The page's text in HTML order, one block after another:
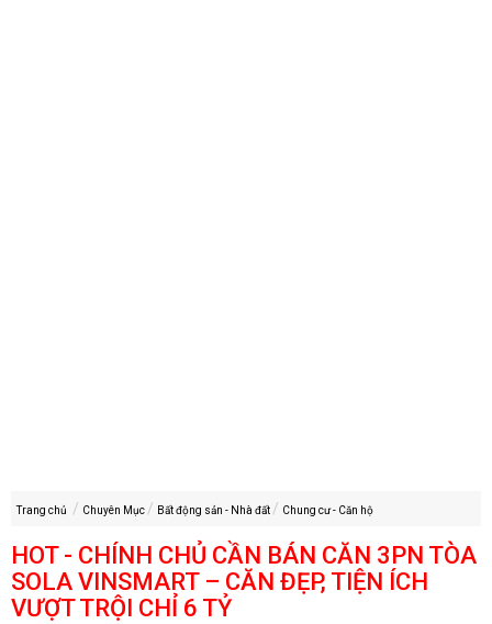
Trang chủ Chuyên Mục Bất động sản - Nhà đất Chung cư - Căn hộ
HOT - CHÍNH CHỦ CẦN BÁN CĂN 3PN TÒA
SOLA VINSMART – CĂN ĐẸP, TIỆN ÍCH
VƯỢT TRỘI CHỈ 6 TỶ